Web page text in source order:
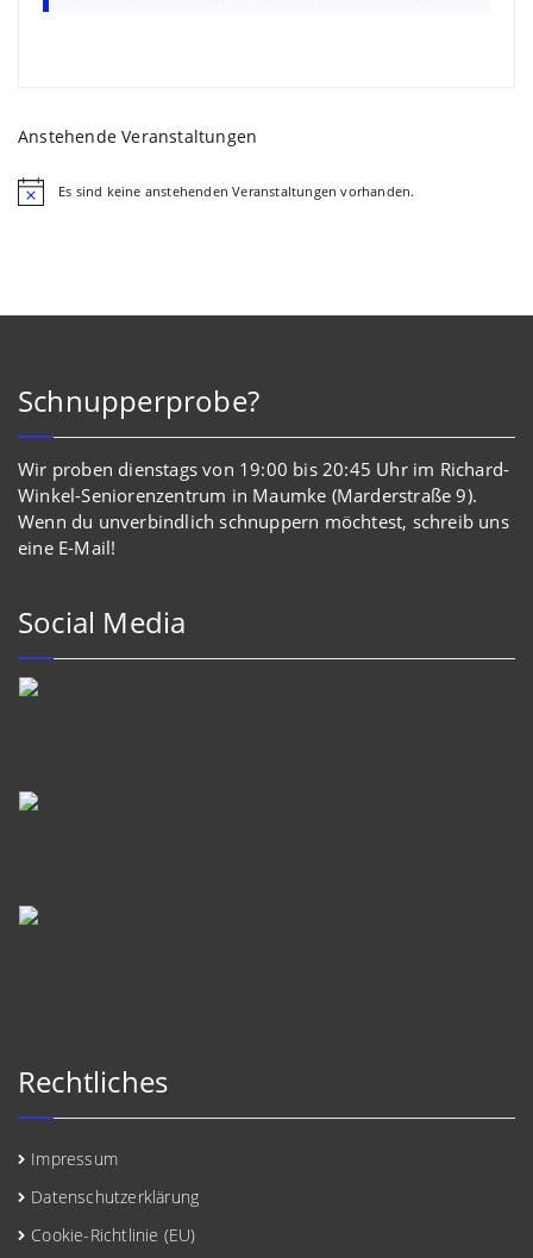
Anstehende Veranstaltungen
HinweisEs sind keine anstehenden Veranstaltungen vorhanden.
Schnupperprobe?
Wir proben dienstags von 19:00 bis 20:45 Uhr im Richard-
Winkel-Seniorenzentrum in Maumke (Marderstraße 9).
Wenn du unverbindlich schnuppern möchtest, schreib uns
eine E-Mail!
Social Media
Rechtliches
Impressum
Datenschutzerklärung
Cookie-Richtlinie (EU)